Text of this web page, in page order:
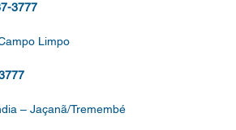
3777
Limpo
– Jaçanã/Tremembé